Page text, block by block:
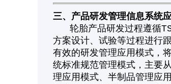
三、产品研发管理信息系统
轮胎产品研发过程遵循
方案设计、试验等过程进行
有效的研发管理应用模式，
统标准规范管理模式，主要
理应用模式、半制品管理应